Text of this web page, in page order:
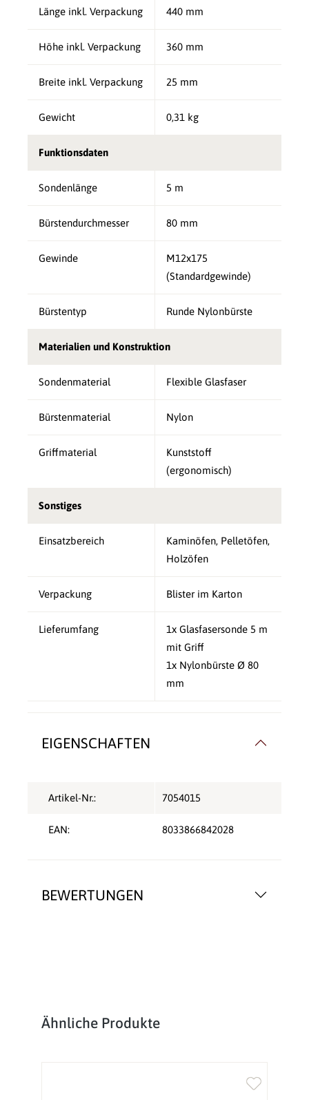
Länge inkl. Verpackung 440 mm
Höhe inkl. Verpackung 360 mm
Breite inkl. Verpackung 25 mm
Gewicht 0,31 kg
Funktionsdaten
Sondenlänge 5 m
Bürstendurchmesser 80 mm
Gewinde
M12x175
(Standardgewinde)
Bürstentyp Runde Nylonbürste
Materialien und Konstruktion
Sondenmaterial Flexible Glasfaser
Bürstenmaterial Nylon
Griffmaterial
Kunststoff
(ergonomisch)
Sonstiges
Einsatzbereich
Kaminöfen, Pelletöfen,
Holzöfen
Verpackung Blister im Karton
Lieferumfang
1x Glasfasersonde 5 m
mit Griff
1x Nylonbürste Ø 80
mm
BEWERTUNGEN
EIGENSCHAFTEN
Artikel-Nr.: 7054015
EAN: 8033866842028
Produktgalerie überspringen
Ähnliche Produkte